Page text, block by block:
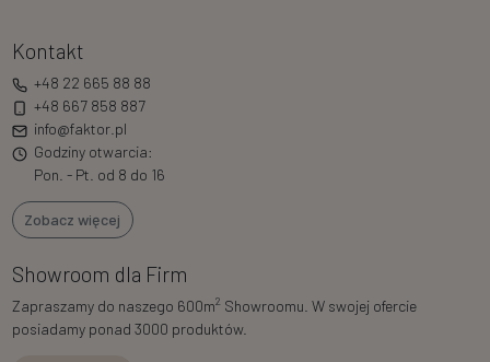
Kontakt
+48 22 665 88 88
+48 667 858 887
info@faktor.pl
Godziny otwarcia:
Pon. - Pt. od 8 do 16
Zobacz więcej
Showroom dla Firm
Zapraszamy do naszego 600m2 Showroomu. W swojej ofercie
posiadamy ponad 3000 produktów.